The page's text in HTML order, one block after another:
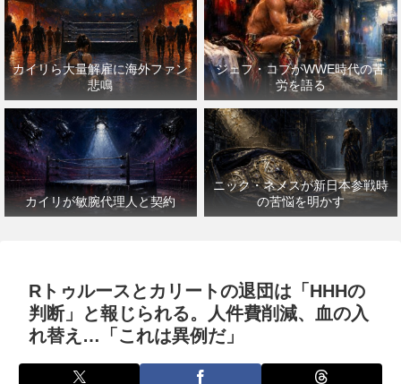
カイリら大量解雇に海外ファン
悲鳴
ジェフ・コブがWWE時代の苦
労を語る
カイリが敏腕代理人と契約
ニック・ネメスが新日本参戦時
の苦悩を明かす
Rトゥルースとカリートの退団は「HHHの
判断」と報じられる。人件費削減、血の入
れ替え…「これは異例だ」